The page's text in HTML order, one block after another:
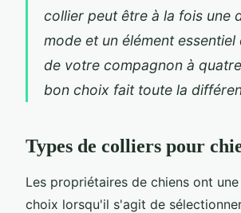
collier peut être à la fois une
mode et un élément
de votre compagnon à
bon choix fait toute la
Types de colliers pour
Les propriétaires de chiens ont
choix lorsqu'il s'agit de